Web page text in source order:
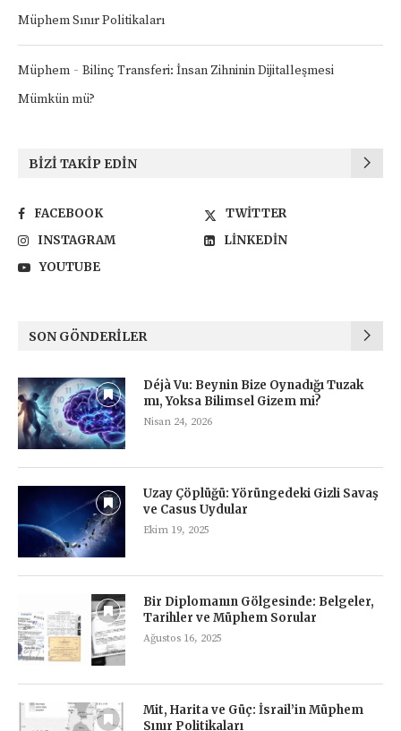
Müphem Sınır Politikaları
Müphem - Bilinç Transferi: İnsan Zihninin Dijitalleşmesi
Mümkün mü?
BIZI TAKIP EDIN
FACEBOOK
TWITTER
INSTAGRAM
LINKEDIN
YOUTUBE
SON GÖNDERILER
Déjà Vu: Beynin Bize Oynadığı Tuzak
mı, Yoksa Bilimsel Gizem mi?
Nisan 24, 2026
Uzay Çöplüğü: Yörüngedeki Gizli Savaş
ve Casus Uydular
Ekim 19, 2025
Bir Diplomanın Gölgesinde: Belgeler,
Tarihler ve Müphem Sorular
Ağustos 16, 2025
Mit, Harita ve Güç: İsrail’in Müphem
Sınır Politikaları